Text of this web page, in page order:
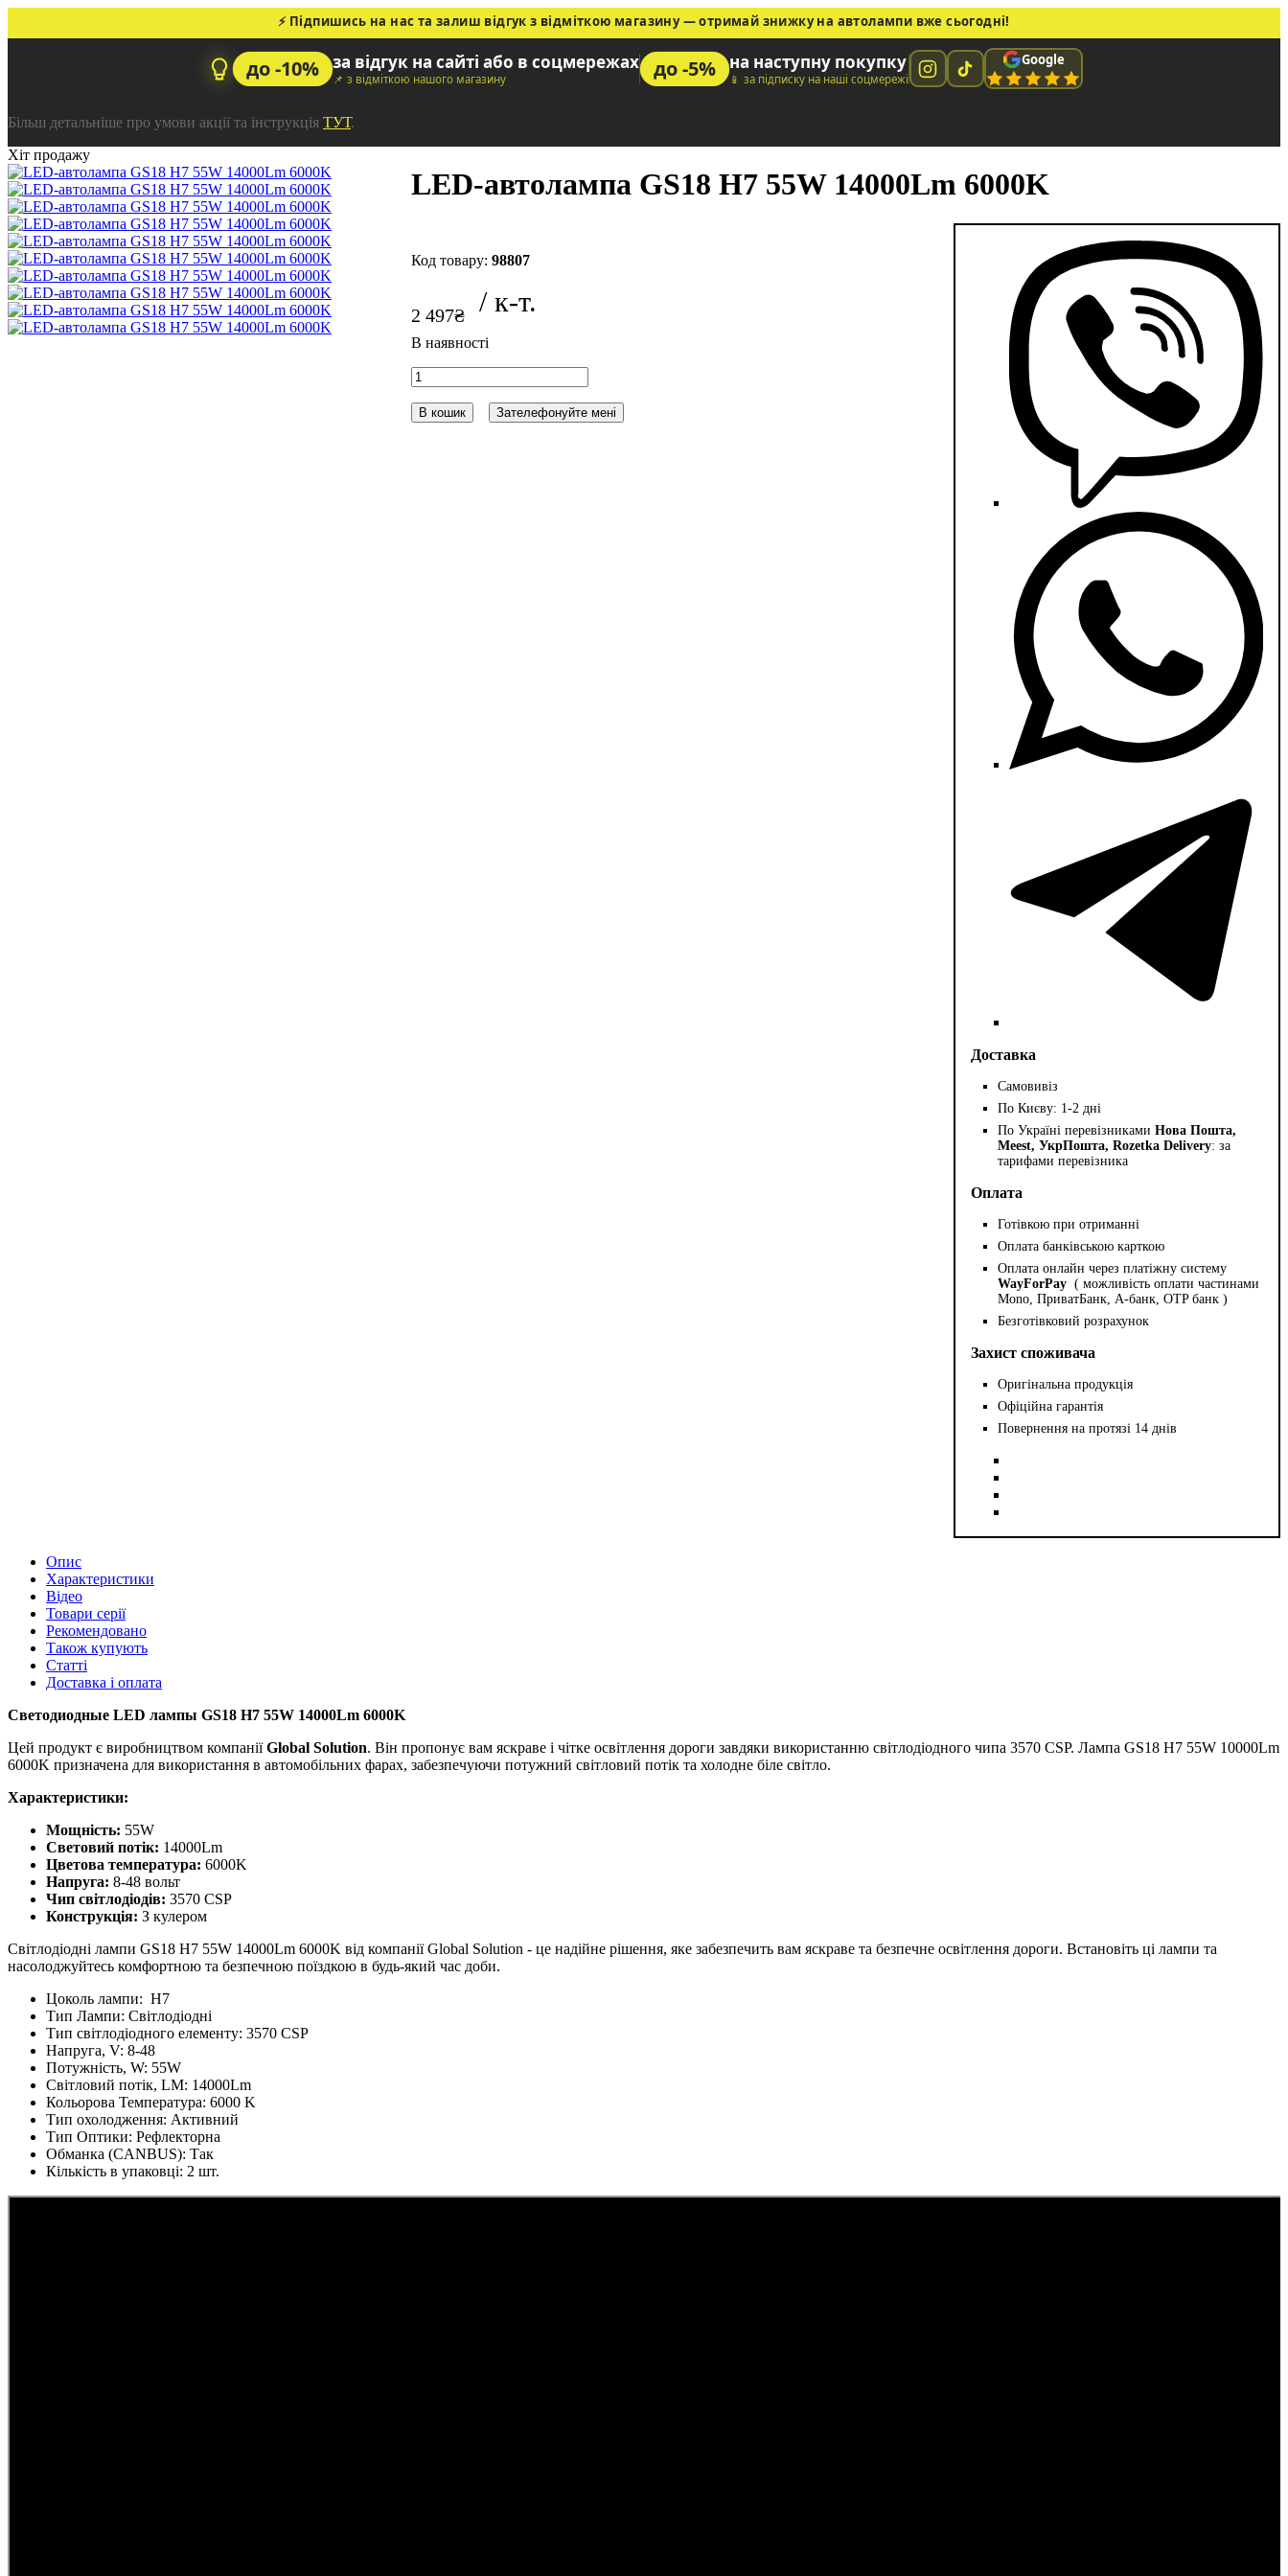
⚡ Підпишись на нас та залиш відгук з відміткою магазину — отримай знижку на автолампи вже сьогодні!
до -10% за відгук на сайті або в соцмережах
📌 з відміткою нашого магазину до -5% на наступну покупку
📱 за підписку на наші соцмережі
Google
Більш детальніше про умови акції та інструкція ТУТ.
Хіт продажу
LED-автолампа GS18 H7 55W 14000Lm 6000K
98807
2 497₴
В кошик Зателефонуйте мені
Доставка
Самовивіз
По Києву: 1-2 дні
По Україні перевізникамиНова Пошта,
Meest, УкрПошта, Rozetka Delivery: за
тарифами перевізника
Оплата
Готівкою при отриманні
Оплата банківською карткою
Оплата онлайн через платіжну систему
WayForPay ( можливість оплати частинами
Mono, ПриватБанк, А-банк, OTP банк )
Безготівковий розрахунок
Захист споживача
Оригінальна продукція
Офіційна гарантія
Повернення на протязі 14 днів
Опис
Характеристики
Відео
Товари серії
Рекомендовано
Також купують
Статті
Доставка і оплата
Светодиодные LED лампы GS18 H7 55W 14000Lm 6000K
Цей продукт є виробництвом компаніїGlobal Solution. Він пропонує вам яскраве і чітке освітлення дороги завдяки використанню світлодіодного чипа 3570 CSP. Лампа GS18 H7 55W 10000Lm
6000K призначена для використання в автомобільних фарах, забезпечуючи потужний світловий потік та холодне біле світло.
Характеристики:
Мощність: 55W
Световий потік: 14000Lm
Цветова температура: 6000K
Напруга: 8-48 вольт
Чип світлодіодів: 3570 CSP
Конструкція: З кулером
Світлодіодні лампи GS18 H7 55W 14000Lm 6000K від компанії Global Solution - це надійне рішення, яке забезпечить вам яскраве та безпечне освітлення дороги. Встановіть ці лампи та
насолоджуйтесь комфортною та безпечною поїздкою в будь-який час доби.
Цоколь лампи: H7
Тип Лампи: Світлодіодні
Тип світлодіодного елементу: 3570 CSP
Напруга, V: 8-48
Потужність, W: 55W
Світловий потік, LM: 14000Lm
Кольорова Температура: 6000 K
Тип охолодження: Активний
Тип Оптики: Рефлекторна
Обманка (CANBUS): Так
Кількість в упаковці: 2 шт.